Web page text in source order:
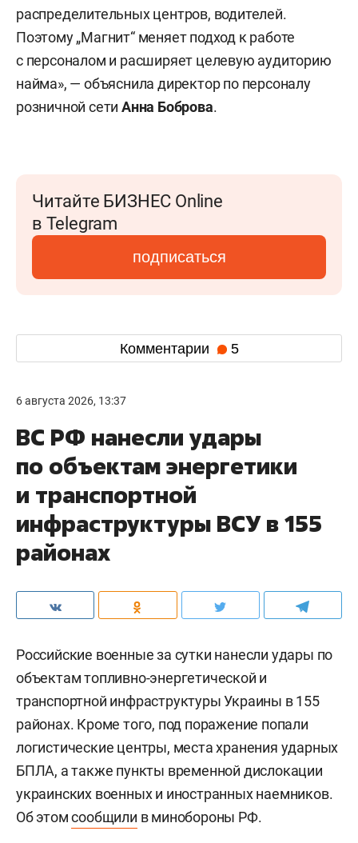
распределительных центров, водителей.
Поэтому „Магнит“ меняет подход к работе
с персоналом и расширяет целевую аудиторию
найма», — объяснила директор по персоналу
розничной сетиАнна Боброва.
Читайте БИЗНЕС Online
в Telegram
подписаться
Комментарии 5
6 августа 2026, 13:37
ВС РФ нанесли удары
по объектам энергетики
и транспортной
инфраструктуры ВСУ в 155
районах
Российские военные за сутки нанесли удары по
объектам топливно-энергетической и
транспортной инфраструктуры Украины в 155
районах. Кроме того, под поражение попали
логистические центры, места хранения ударных
БПЛА, а также пункты временной дислокации
украинских военных и иностранных наемников.
Об этомсообщили в минобороны РФ.